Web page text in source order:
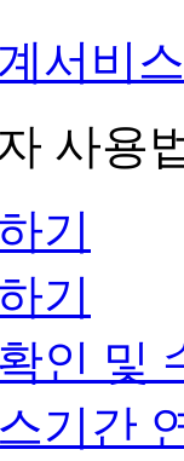
서비스
사용
기
기
인 및
기간